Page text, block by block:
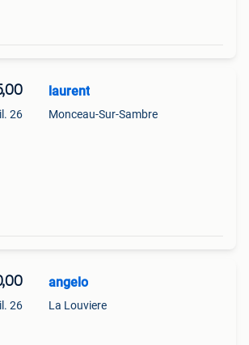
26
laurent
Monceau-Sur-Sambre
26
angelo
La Louviere